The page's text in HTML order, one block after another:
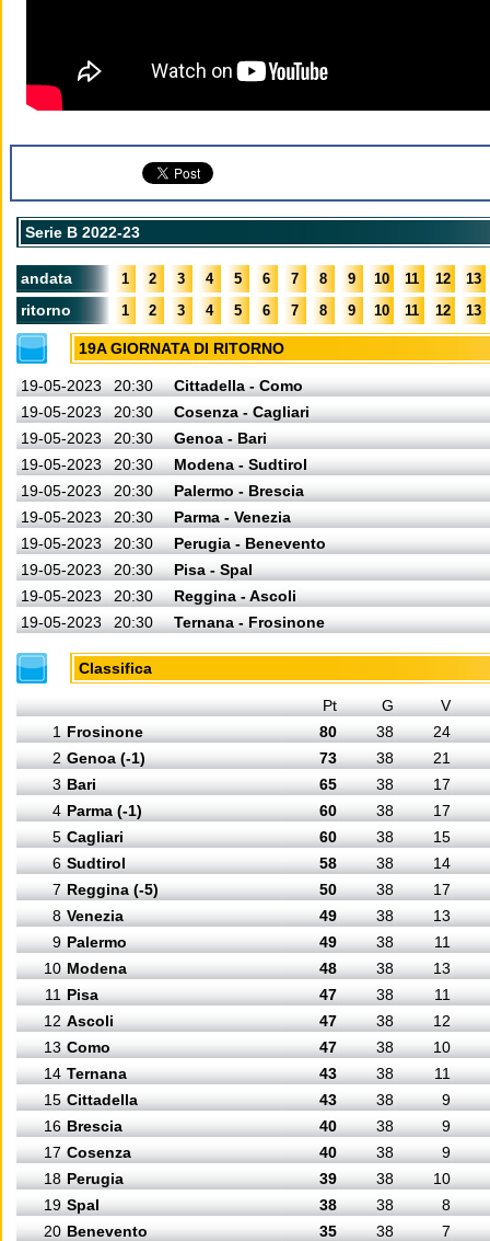
Serie B 2022-23
andata 1 2 3 4 5 6 7 8 9 10 11 12 13
ritorno 1 2 3 4 5 6 7 8 9 10 11 12 13
19A GIORNATA DI RITORNO
19-05-2023 20:30
Cittadella - Como
19-05-2023
20:30
Cosenza - Cagliari
19-05-2023
20:30
Genoa - Bari
19-05-2023
20:30
Modena - Sudtirol
19-05-2023
20:30
Palermo - Brescia
19-05-2023
20:30
Parma - Venezia
19-05-2023
20:30
Perugia - Benevento
19-05-2023
20:30
Pisa - Spal
19-05-2023
20:30
Reggina - Ascoli
19-05-2023
20:30 Ternana - Frosinone
Classifica
Pt G
V
1 Frosinone 80 38
24
2 Genoa (-1) 73 38
21
3 Bari 65 38
17
4 Parma (-1) 60 38
17
5 Cagliari 60 38
15
6 Sudtirol 58 38
14
7 Reggina (-5) 50 38
17
8 Venezia 49 38
13
9 Palermo 49 38
11
10 Modena 48 38
13
11 Pisa 47 38
11
12 Ascoli 47 38
12
13 Como 47 38
10
14 Ternana 43 38
11
15 Cittadella 43 38
9
16 Brescia 40 38
9
17 Cosenza 40 38
9
18 Perugia 39 38
10
19 Spal 38 38
8
20 Benevento 35 38 7